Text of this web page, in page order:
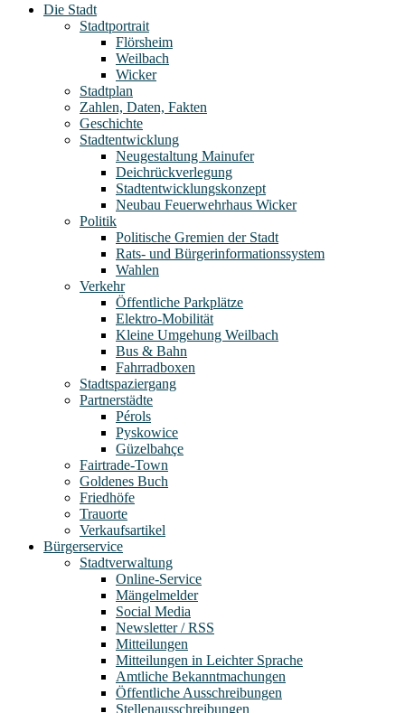
Die Stadt
Stadtportrait
Flörsheim
Weilbach
Wicker
Stadtplan
Zahlen, Daten, Fakten
Geschichte
Stadtentwicklung
Neugestaltung Mainufer
Deichrückverlegung
Stadtentwicklungskonzept
Neubau Feuerwehrhaus Wicker
Politik
Politische Gremien der Stadt
Rats- und Bürgerinformationssystem
Wahlen
Verkehr
Öffentliche Parkplätze
Elektro-Mobilität
Kleine Umgehung Weilbach
Bus & Bahn
Fahrradboxen
Stadtspaziergang
Partnerstädte
Pérols
Pyskowice
Güzelbahçe
Fairtrade-Town
Goldenes Buch
Friedhöfe
Trauorte
Verkaufsartikel
Bürgerservice
Stadtverwaltung
Online-Service
Mängelmelder
Social Media
Newsletter / RSS
Mitteilungen
Mitteilungen in Leichter Sprache
Amtliche Bekanntmachungen
Öffentliche Ausschreibungen
Stellenausschreibungen